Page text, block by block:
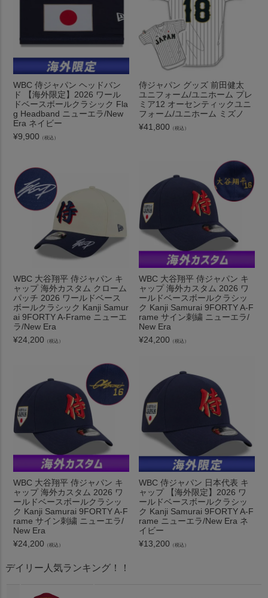
WBC 侍ジャパン ヘッドバン
ド 【海外限定】2026 ワール
ドベースボールクラシック Fla
g Headband ニューエラ/New
Era ネイビー
¥9,900 （税込）
侍ジャパン グッズ 前田健太
ユニフォーム/ユニホーム プレ
ミア12 オーセンティックユニ
フォーム/ユニホーム ミズノ
¥41,800 （税込）
WBC 大谷翔平 侍ジャパン キ
ャップ 海外カスタム クローム
パッチ 2026 ワールドベース
ボールクラシック Kanji Samur
ai 9FORTY A-Frame ニューエ
ラ/New Era
¥24,200 （税込）
WBC 大谷翔平 侍ジャパン キ
ャップ 海外カスタム 2026 ワ
ールドベースボールクラシッ
ク Kanji Samurai 9FORTY A-F
rame サイン刺繍 ニューエラ/
New Era
¥24,200 （税込）
WBC 大谷翔平 侍ジャパン キ
ャップ 海外カスタム 2026 ワ
ールドベースボールクラシッ
ク Kanji Samurai 9FORTY A-F
rame サイン刺繍 ニューエラ/
New Era
¥24,200 （税込）
WBC 侍ジャパン 日本代表 キ
ャップ 【海外限定】2026 ワ
ールドベースボールクラシッ
ク Kanji Samurai 9FORTY A-F
rame ニューエラ/New Era ネ
イビー
¥13,200 （税込）
デイリー人気ランキング！！